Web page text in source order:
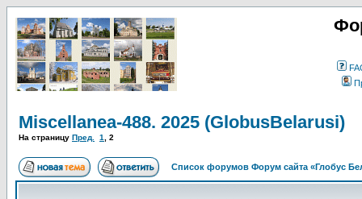
Miscellanea-488. 2025 (GlobusBelarusi)
На страницу Пред. 1 2
Список форумов Форум сайта «Глобус